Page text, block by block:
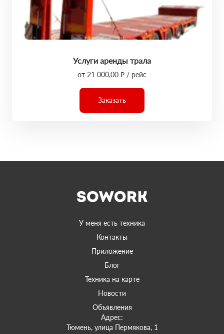
Услуги аренды трала
от 21 000,00 ₽ / рейс
Заказать
У меня есть техника
Контакты
Приложение
Блог
Техника на карте
Новости
Объявления
Адрес:
Тюмень, улица Пермякова, 1